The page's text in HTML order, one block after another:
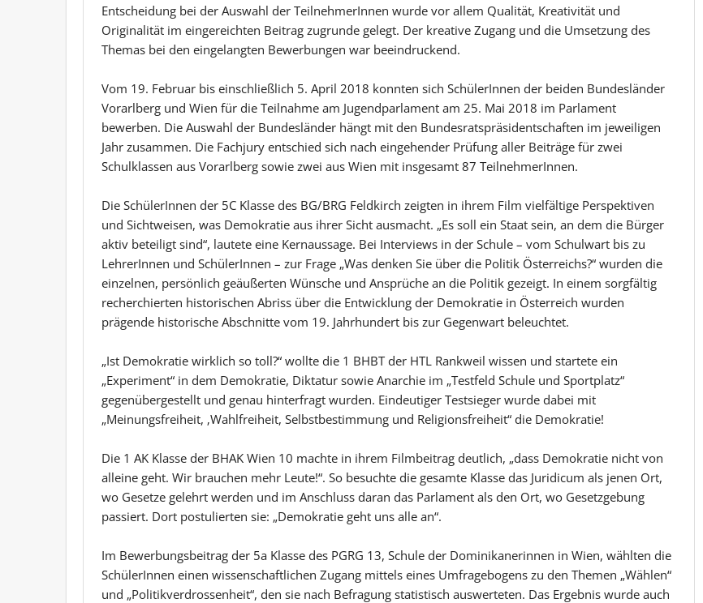
Entscheidung bei der Auswahl der TeilnehmerInnen wurde vor allem Qualität, Kreativität und
Originalität im eingereichten Beitrag zugrunde gelegt. Der kreative Zugang und die Umsetzung des
Themas bei den eingelangten Bewerbungen war beeindruckend.
Vom 19. Februar bis einschließlich 5. April 2018 konnten sich SchülerInnen der beiden Bundesländer
Vorarlberg und Wien für die Teilnahme am Jugendparlament am 25. Mai 2018 im Parlament
bewerben. Die Auswahl der Bundesländer hängt mit den Bundesratspräsidentschaften im jeweiligen
Jahr zusammen. Die Fachjury entschied sich nach eingehender Prüfung aller Beiträge für zwei
Schulklassen aus Vorarlberg sowie zwei aus Wien mit insgesamt 87 TeilnehmerInnen.
Die SchülerInnen der 5C Klasse des BG/BRG Feldkirch zeigten in ihrem Film vielfältige Perspektiven
und Sichtweisen, was Demokratie aus ihrer Sicht ausmacht. „Es soll ein Staat sein, an dem die Bürger
aktiv beteiligt sind“, lautete eine Kernaussage. Bei Interviews in der Schule – vom Schulwart bis zu
LehrerInnen und SchülerInnen – zur Frage „Was denken Sie über die Politik Österreichs?“ wurden die
einzelnen, persönlich geäußerten Wünsche und Ansprüche an die Politik gezeigt. In einem sorgfältig
recherchierten historischen Abriss über die Entwicklung der Demokratie in Österreich wurden
prägende historische Abschnitte vom 19. Jahrhundert bis zur Gegenwart beleuchtet.
„Ist Demokratie wirklich so toll?“ wollte die 1 BHBT der HTL Rankweil wissen und startete ein
„Experiment“ in dem Demokratie, Diktatur sowie Anarchie im „Testfeld Schule und Sportplatz“
gegenübergestellt und genau hinterfragt wurden. Eindeutiger Testsieger wurde dabei mit
„Meinungsfreiheit, ‚Wahlfreiheit, Selbstbestimmung und Religionsfreiheit“ die Demokratie!
Die 1 AK Klasse der BHAK Wien 10 machte in ihrem Filmbeitrag deutlich, „dass Demokratie nicht von
alleine geht. Wir brauchen mehr Leute!“. So besuchte die gesamte Klasse das Juridicum als jenen Ort,
wo Gesetze gelehrt werden und im Anschluss daran das Parlament als den Ort, wo Gesetzgebung
passiert. Dort postulierten sie: „Demokratie geht uns alle an“.
Im Bewerbungsbeitrag der 5a Klasse des PGRG 13, Schule der Dominikanerinnen in Wien, wählten die
SchülerInnen einen wissenschaftlichen Zugang mittels eines Umfragebogens zu den Themen „Wählen“
und „Politikverdrossenheit“, den sie nach Befragung statistisch auswerteten. Das Ergebnis wurde auch